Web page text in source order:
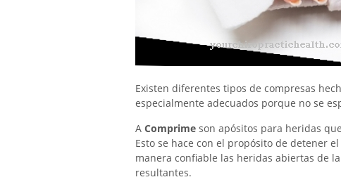
Existen diferentes tipos de compresas
especialmente adecuados porque no se
A Comprime son apósitos para heridas
Esto se hace con el propósito de detener
manera confiable las heridas abiertas de
resultantes.